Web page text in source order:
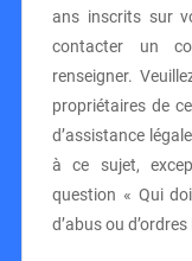
ans inscrits sur
contacter un
renseigner.
propriétaires de
d’assistance
à ce sujet,
question « Qui
d’abus ou